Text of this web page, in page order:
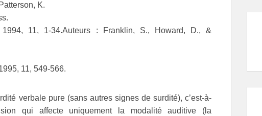
K.
1994, 11, 1-34.Auteurs : Franklin, S., Howard, D., &
11, 549-566.
verbale pure (sans autres signes de surdité), c’est-à-
qui affecte uniquement la modalité auditive (la